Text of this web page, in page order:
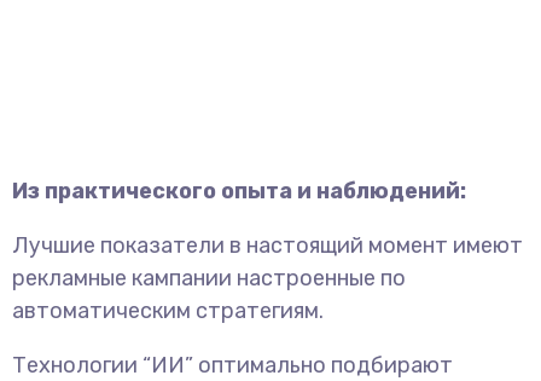
Из практического опыта и наблюдений:
Лучшие показатели в настоящий момент имеют
рекламные кампании настроенные по
автоматическим стратегиям.
Технологии “ИИ” оптимально подбирают